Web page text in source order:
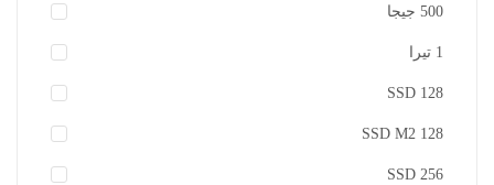
500 جيجا
1 تيرا
128 SSD
128 SSD M2
256 SSD